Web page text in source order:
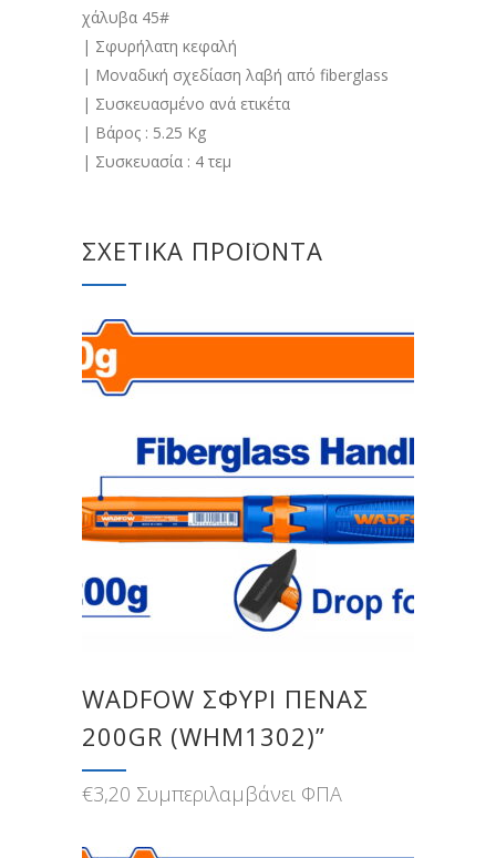
χάλυβα 45#
| Σφυρήλατη κεφαλή
| Μοναδική σχεδίαση λαβή από fiberglass
| Συσκευασμένο ανά ετικέτα
| Βάρος : 5.25 Kg
| Συσκευασία : 4 τεμ
ΣΧΕΤΙΚΆ ΠΡΟΪΌΝΤΑ
WADFOW ΣΦΥΡΙ ΠΕΝΑΣ
200GR (WHM1302)”
€3,20 Συμπεριλαμβάνει ΦΠΑ